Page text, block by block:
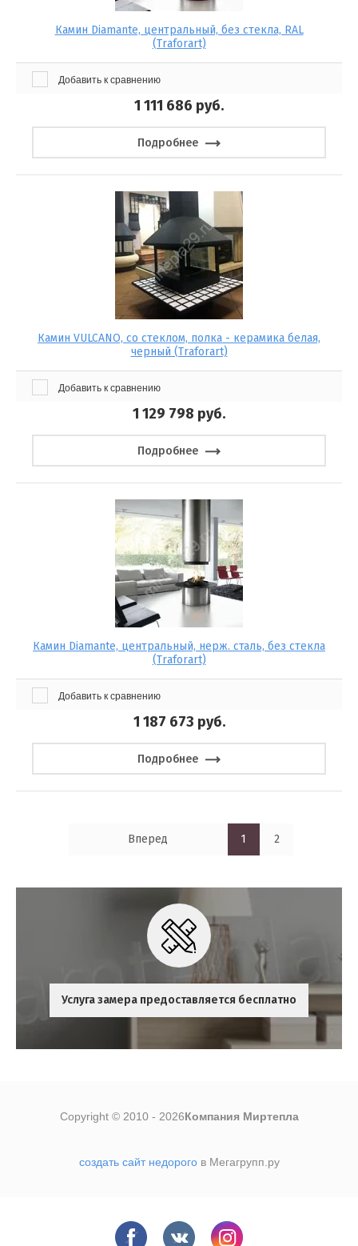
Камин Diamante, центральный, без стекла, RAL
(Traforart)
Добавить к сравнению
1 111 686 руб.
Подробнее
Камин VULCANO, со стеклом, полка - керамика белая,
черный (Traforart)
Добавить к сравнению
1 129 798 руб.
Подробнее
Камин Diamante, центральный, нерж. сталь, без стекла
(Traforart)
Добавить к сравнению
1 187 673 руб.
Подробнее
1 2
Вперед
Услуга замера предоставляется бесплатно
Copyright © 2010 - 2026Компания Миртепла
создать сайт недорогов Мегагрупп.ру